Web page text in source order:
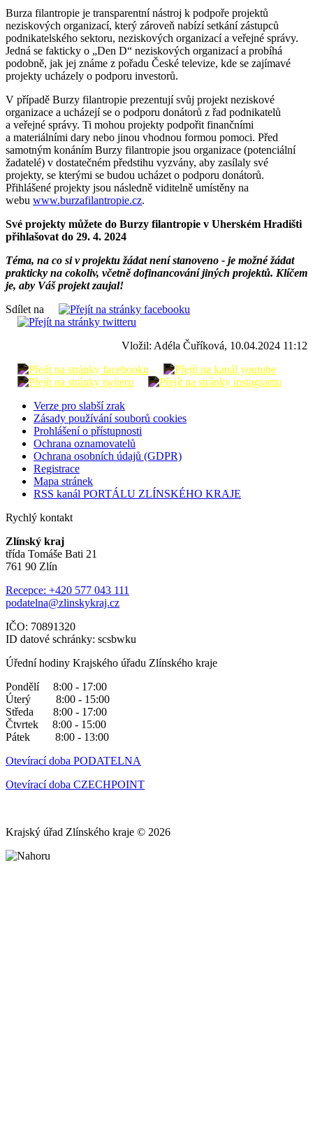
Burza filantropie je transparentní nástroj k podpoře projektů
neziskových organizací, který zároveň nabízí setkání zástupců
podnikatelského sektoru, neziskových organizací a veřejné správy.
Jedná se fakticky o „Den D“ neziskových organizací a probíhá
podobně, jak jej známe z pořadu České televize, kde se zajímavé
projekty ucházely o podporu investorů.
V případě Burzy filantropie prezentují svůj projekt neziskové
organizace a ucházejí se o podporu donátorů z řad podnikatelů
a veřejné správy. Ti mohou projekty podpořit finančními
a materiálními dary nebo jinou vhodnou formou pomoci. Před
samotným konáním Burzy filantropie jsou organizace (potenciální
žadatelé) v dostatečném předstihu vyzvány, aby zasílaly své
projekty, se kterými se budou ucházet o podporu donátorů.
Přihlášené projekty jsou následně viditelně umístěny na
webu www.burzafilantropie.cz.
Své projekty můžete do Burzy filantropie v Uherském Hradišti
přihlašovat do 29. 4. 2024
Téma, na co si v projektu žádat není stanoveno - je možné žádat
prakticky na cokoliv, včetně dofinancování jiných projektů. Klíčem
je, aby Váš projekt zaujal!
Sdílet na
Vložil: Adéla Čuříková, 10.04.2024 11:12
Verze pro slabší zrak
Zásady používání souborů cookies
Prohlášení o přístupnosti
Ochrana oznamovatelů
Ochrana osobních údajů (GDPR)
Registrace
Mapa stránek
RSS kanál PORTÁLU ZLÍNSKÉHO KRAJE
Rychlý kontakt
Zlínský kraj
třída Tomáše Bati 21
761 90 Zlín
Recepce: +420 577 043 111
podatelna@zlinskykraj.cz
IČO: 70891320
ID datové schránky: scsbwku
Úřední hodiny Krajského úřadu Zlínského kraje
Pondělí 8:00 - 17:00
Úterý 8:00 - 15:00
Středa 8:00 - 17:00
Čtvrtek 8:00 - 15:00
Pátek 8:00 - 13:00
Otevírací doba PODATELNA
Otevírací doba CZECHPOINT
Krajský úřad Zlínského kraje © 2026